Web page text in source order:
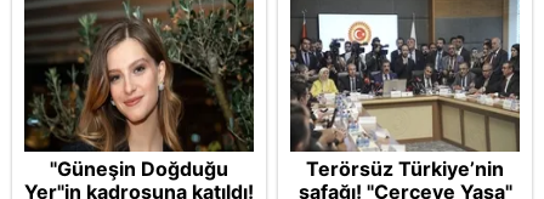
"Güneşin Doğduğu
Yer"in kadrosuna katıldı!
Terörsüz Türkiye’nin
şafağı! "Çerçeve Yasa"